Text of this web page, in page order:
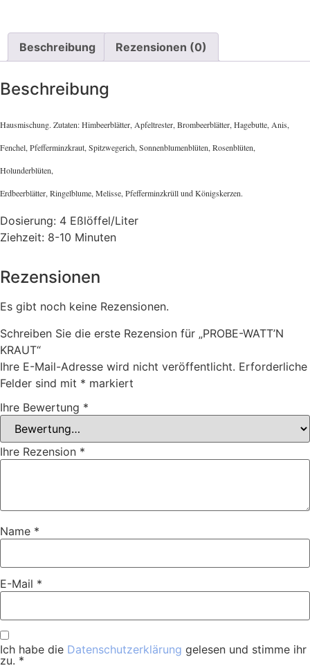
Beschreibung Rezensionen (0)
Beschreibung
Hausmischung. Zutaten: Himbeerblätter, Apfeltrester, Brombeerblätter, Hagebutte, Anis,
Fenchel, Pfefferminzkraut, Spitzwegerich, Sonnenblumenblüten, Rosenblüten,
Holunderblüten,
Erdbeerblätter, Ringelblume, Melisse, Pfefferminzkrüll und Königskerzen.
Dosierung: 4 Eßlöffel/Liter
Ziehzeit: 8-10 Minuten
Rezensionen
Es gibt noch keine Rezensionen.
Schreiben Sie die erste Rezension für „PROBE-WATT’N
KRAUT“
Ihre E-Mail-Adresse wird nicht veröffentlicht. Erforderliche
Felder sind mit * markiert
Ihre Bewertung *
Ihre Rezension *
Name *
E-Mail *
Ich habe die Datenschutzerklärung gelesen und stimme ihr
zu. *